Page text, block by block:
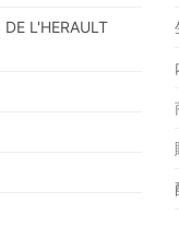
L'HERAULT